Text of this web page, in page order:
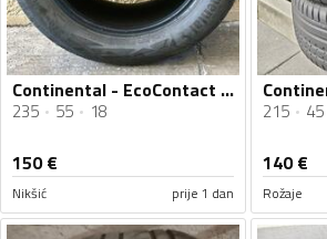
Continental - EcoContact - Ljetnja guma
235 55 18
150€
Nikšić prije 1 dan
215 45
140€
Rožaje